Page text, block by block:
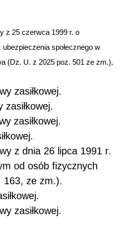
z 25 czerwca 1999 r. o
społecznego w
(Dz. U. z 2025 poz. 501 ze zm.),
zasiłkowej.
zasiłkowej.
z dnia 26 lipca 1991 r.
od osób fizycznych
163, ze zm.).
zasiłkowej.